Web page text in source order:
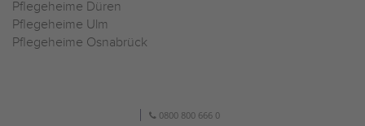
Pflegeheime Düren
Pflegeheime Ulm
Pflegeheime Osnabrück
0800 800 666 0